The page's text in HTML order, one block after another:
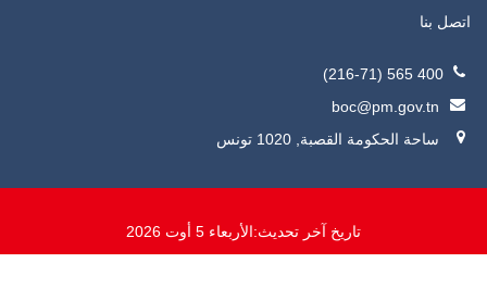
اتصل بنا
400 565 (216-71)
boc@pm.gov.tn
ساحة الحكومة القصبة, 1020 تونس
تاريخ آخر تحديث:الأربعاء 5 أوت 2026